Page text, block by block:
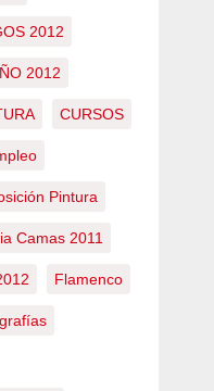
2012
2012
CURSOS
Pintura
Camas 2011
Flamenco